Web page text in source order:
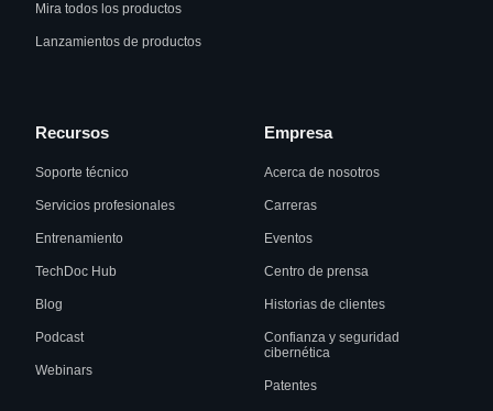
Mira todos los productos
Lanzamientos de productos
Recursos
Soporte técnico
Servicios profesionales
Entrenamiento
TechDoc Hub
Blog
Podcast
Webinars
Empresa
Acerca de nosotros
Carreras
Eventos
Centro de prensa
Historias de clientes
Confianza y seguridad
cibernética
Patentes